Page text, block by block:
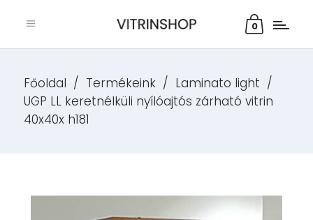
0
Főoldal / Termékeink / Laminato light /
UGP LL keretnélküli nyílóajtós zárható vitrin
40x40x h181